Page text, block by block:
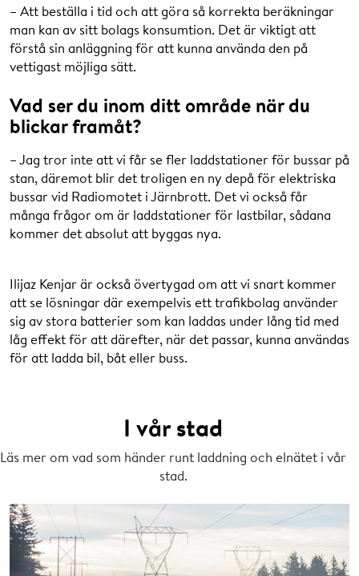
– Att beställa i tid och att göra så korrekta beräkningar
man kan av sitt bolags konsumtion. Det är viktigt att
förstå sin anläggning för att kunna använda den på
vettigast möjliga sätt.
Vad ser du inom ditt område när du
blickar framåt?
– Jag tror inte att vi får se fler laddstationer för bussar på
stan, däremot blir det troligen en ny depå för elektriska
bussar vid Radiomotet i Järnbrott. Det vi också får
många frågor om är laddstationer för lastbilar, sådana
kommer det absolut att byggas nya.
Ilijaz Kenjar är också övertygad om att vi snart kommer
att se lösningar där exempelvis ett trafikbolag använder
sig av stora batterier som kan laddas under lång tid med
låg effekt för att därefter, när det passar, kunna användas
för att ladda bil, båt eller buss.
I vår stad
Läs mer om vad som händer runt laddning och elnätet i vår
stad.